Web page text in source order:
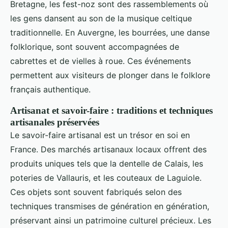
Bretagne, les fest-noz sont des rassemblements où
les gens dansent au son de la musique celtique
traditionnelle. En Auvergne, les bourrées, une danse
folklorique, sont souvent accompagnées de
cabrettes et de vielles à roue. Ces événements
permettent aux visiteurs de plonger dans le folklore
français authentique.
Artisanat et savoir-faire : traditions et techniques
artisanales préservées
Le savoir-faire artisanal est un trésor en soi en
France. Des marchés artisanaux locaux offrent des
produits uniques tels que la dentelle de Calais, les
poteries de Vallauris, et les couteaux de Laguiole.
Ces objets sont souvent fabriqués selon des
techniques transmises de génération en génération,
préservant ainsi un patrimoine culturel précieux. Les